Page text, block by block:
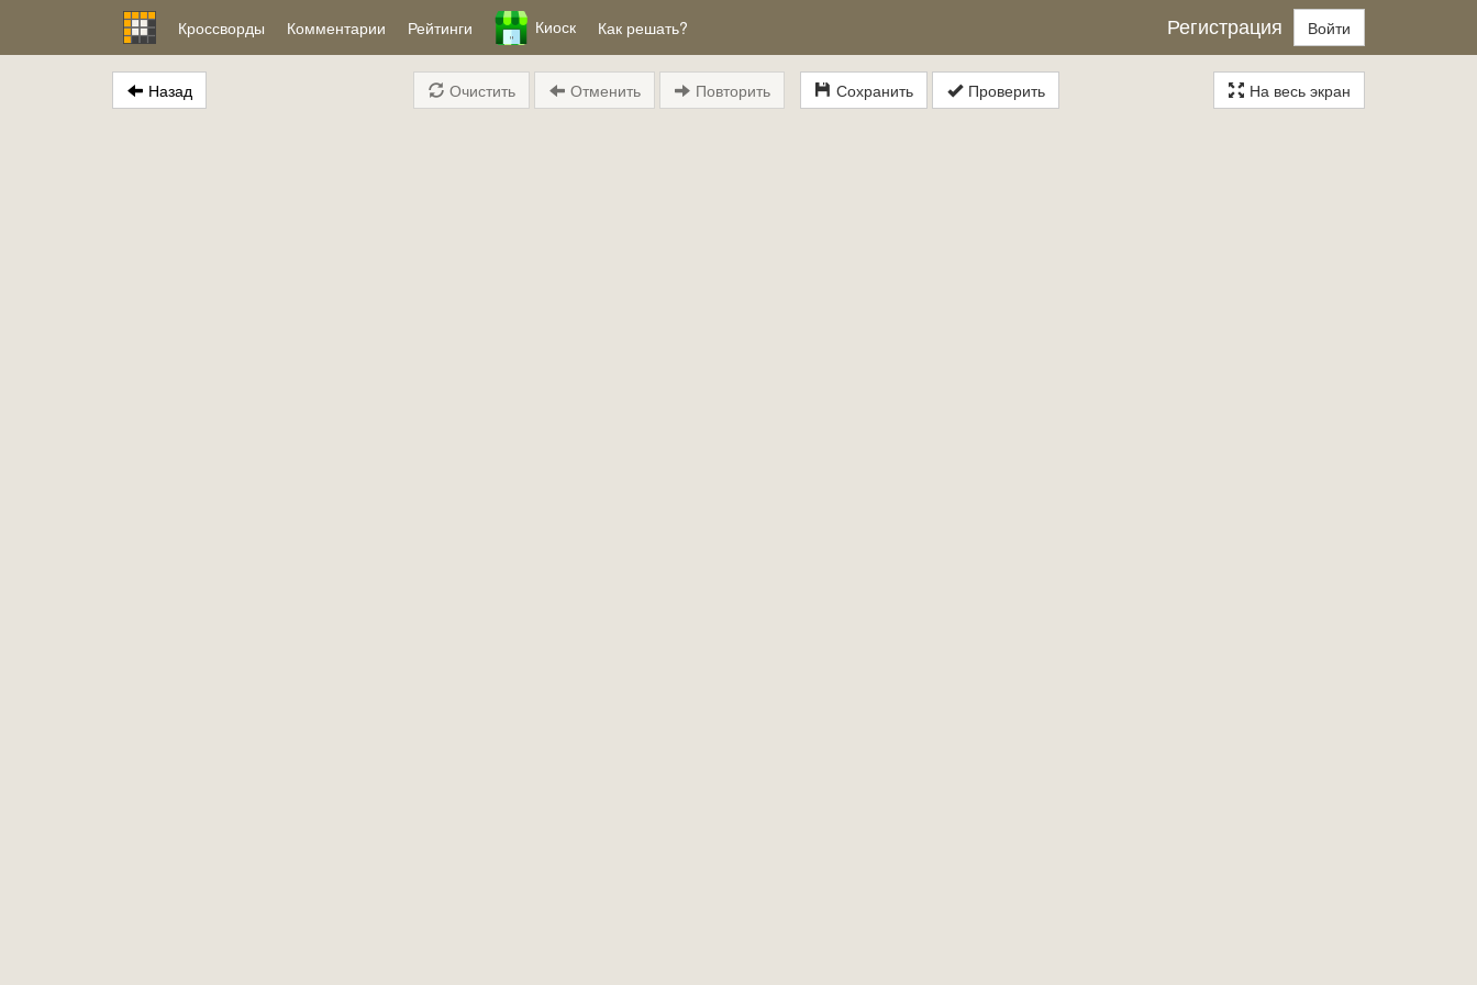
Кроссворды Комментарии Рейтинги Киоск Как решать? Регистрация Войти
Назад На весь экран
Сохранить Проверить
Очистить Отменить Повторить